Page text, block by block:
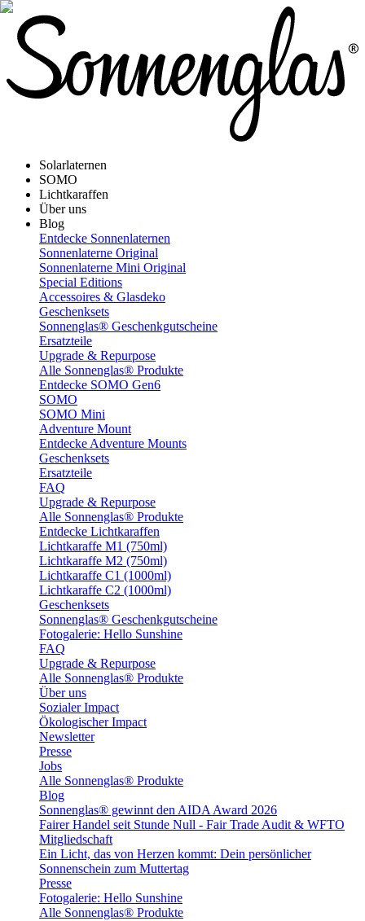
Solarlaternen
SOMO
Lichtkaraffen
Über uns
Blog
Entdecke Sonnenlaternen
Sonnenlaterne Original
Sonnenlaterne Mini Original
Special Editions
Accessoires & Glasdeko
Geschenksets
Sonnenglas® Geschenkgutscheine
Ersatzteile
Upgrade & Repurpose
Alle Sonnenglas® Produkte
Entdecke SOMO Gen6
SOMO
SOMO Mini
Adventure Mount
Entdecke Adventure Mounts
Geschenksets
Ersatzteile
FAQ
Upgrade & Repurpose
Alle Sonnenglas® Produkte
Entdecke Lichtkaraffen
Lichtkaraffe M1 (750ml)
Lichtkaraffe M2 (750ml)
Lichtkaraffe C1 (1000ml)
Lichtkaraffe C2 (1000ml)
Geschenksets
Sonnenglas® Geschenkgutscheine
Fotogalerie: Hello Sunshine
FAQ
Upgrade & Repurpose
Alle Sonnenglas® Produkte
Über uns
Sozialer Impact
Ökologischer Impact
Newsletter
Presse
Jobs
Alle Sonnenglas® Produkte
Blog
Sonnenglas® gewinnt den AIDA Award 2026
Fairer Handel seit Stunde Null - Fair Trade Audit & WFTO
Mitgliedschaft
Ein Licht, das von Herzen kommt: Dein persönlicher
Sonnenschein zum Muttertag
Presse
Fotogalerie: Hello Sunshine
Alle Sonnenglas® Produkte